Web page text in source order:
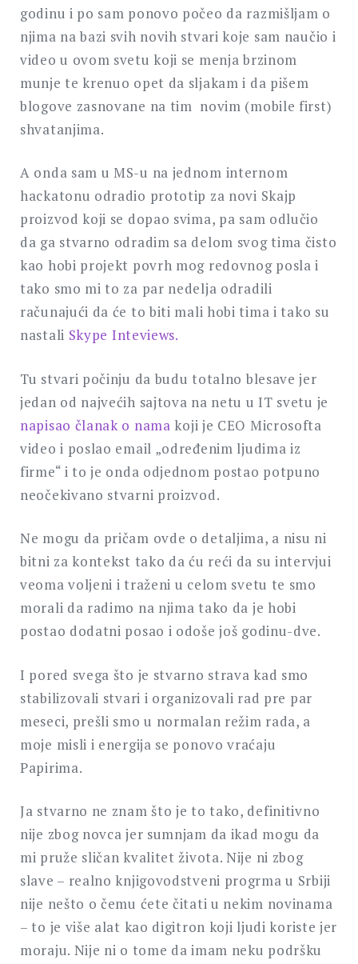
godinu i po sam ponovo počeo da razmišljam o
njima na bazi svih novih stvari koje sam naučio i
video u ovom svetu koji se menja brzinom
munje te krenuo opet da sljakam i da pišem
blogove zasnovane na tim novim (mobile first)
shvatanjima.
A onda sam u MS-u na jednom internom
hackatonu odradio prototip za novi Skajp
proizvod koji se dopao svima, pa sam odlučio
da ga stvarno odradim sa delom svog tima čisto
kao hobi projekt povrh mog redovnog posla i
tako smo mi to za par nedelja odradili
računajući da će to biti mali hobi tima i tako su
nastali Skype Inteviews.
Tu stvari počinju da budu totalno blesave jer
jedan od najvećih sajtova na netu u IT svetu je
napisao članak o nama koji je CEO Microsofta
video i poslao email „određenim ljudima iz
firme“ i to je onda odjednom postao potpuno
neočekivano stvarni proizvod.
Ne mogu da pričam ovde o detaljima, a nisu ni
bitni za kontekst tako da ću reći da su intervjui
veoma voljeni i traženi u celom svetu te smo
morali da radimo na njima tako da je hobi
postao dodatni posao i odoše još godinu-dve.
I pored svega što je stvarno strava kad smo
stabilizovali stvari i organizovali rad pre par
meseci, prešli smo u normalan režim rada, a
moje misli i energija se ponovo vraćaju
Papirima.
Ja stvarno ne znam što je to tako, definitivno
nije zbog novca jer sumnjam da ikad mogu da
mi pruže sličan kvalitet života. Nije ni zbog
slave – realno knjigovodstveni progrma u Srbiji
nije nešto o čemu ćete čitati u nekim novinama
– to je više alat kao digitron koji ljudi koriste jer
moraju. Nije ni o tome da imam neku podršku